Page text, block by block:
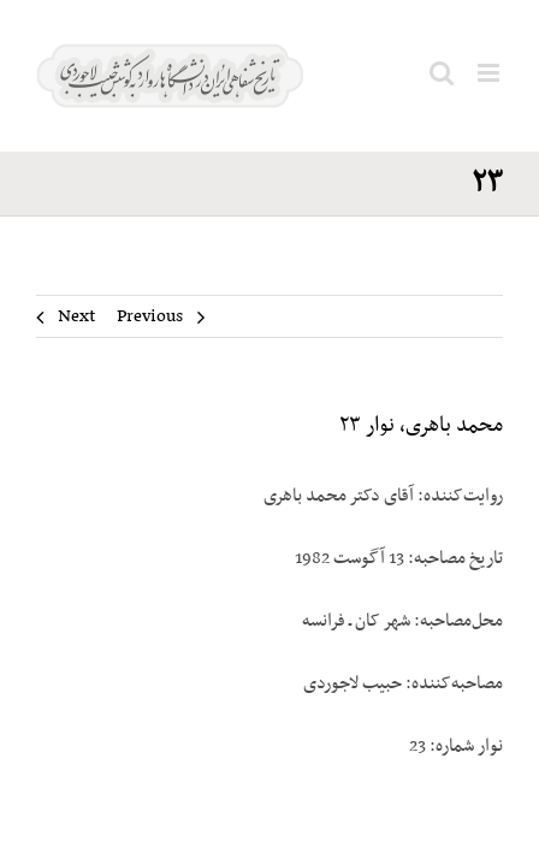
باهری،‌
۲۳
Previous
Next
محمد باهری،‌ نوار ۲۳
روایت‌کننده: آقای دکتر محمد باهری
تاریخ مصاحبه: 13 آگوست 1982
محل‌مصاحبه: شهر کان ـ فرانسه
مصاحبه‌کننده: حبیب لاجوردی
نوار شماره: 23